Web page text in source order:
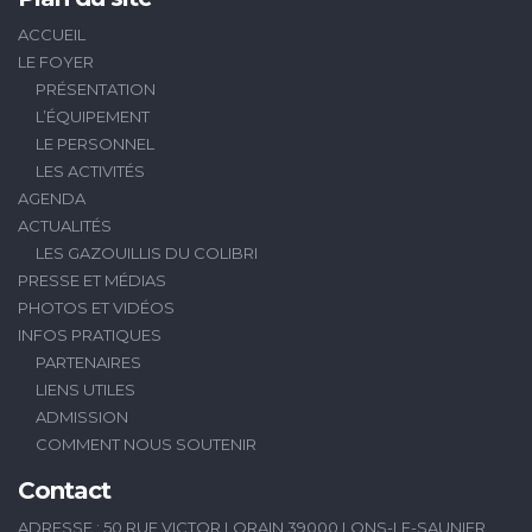
ACCUEIL
LE FOYER
PRÉSENTATION
L’ÉQUIPEMENT
LE PERSONNEL
LES ACTIVITÉS
AGENDA
ACTUALITÉS
LES GAZOUILLIS DU COLIBRI
PRESSE ET MÉDIAS
PHOTOS ET VIDÉOS
INFOS PRATIQUES
PARTENAIRES
LIENS UTILES
ADMISSION
COMMENT NOUS SOUTENIR
Contact
ADRESSE : 50 RUE VICTOR LORAIN 39000 LONS-LE-SAUNIER